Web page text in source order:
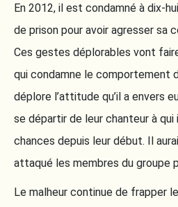
En 2012, il est condamné à dix-
de prison pour avoir agresser sa
Ces gestes déplorables vont
qui condamne le comportement
déplore l’attitude qu’il a envers
se départir de leur chanteur à
chances depuis leur début. Il
attaqué les membres du groupe
Le malheur continue de frapper